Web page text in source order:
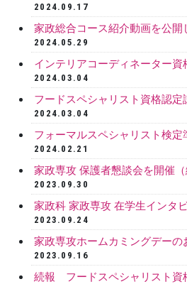
2024.09.17
家政総合コース紹介動画を公開
2024.05.29
インテリアコーディネーター資
2024.03.04
フードスペシャリスト資格認
2024.03.04
フォーマルスペシャリスト検定
2024.02.21
家政専攻 保護者懇談会を開催（
2023.09.30
家政科 家政専攻 在学生インタ
2023.09.24
家政専攻ホームカミングデーの
2023.09.16
続報 フードスペシャリスト資